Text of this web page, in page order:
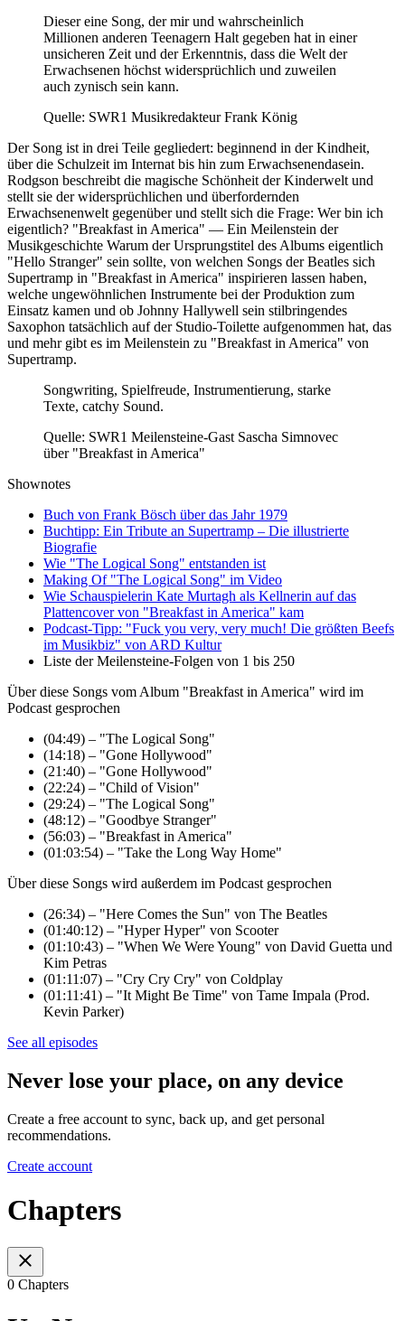
Dieser eine Song, der mir und wahrscheinlich
Millionen anderen Teenagern Halt gegeben hat in einer
unsicheren Zeit und der Erkenntnis, dass die Welt der
Erwachsenen höchst widersprüchlich und zuweilen
auch zynisch sein kann.
Quelle: SWR1 Musikredakteur Frank König
Der Song ist in drei Teile gegliedert: beginnend in der Kindheit,
über die Schulzeit im Internat bis hin zum Erwachsenendasein.
Rodgson beschreibt die magische Schönheit der Kinderwelt und
stellt sie der widersprüchlichen und überfordernden
Erwachsenenwelt gegenüber und stellt sich die Frage: Wer bin ich
eigentlich? "Breakfast in America" — Ein Meilenstein der
Musikgeschichte Warum der Ursprungstitel des Albums eigentlich
"Hello Stranger" sein sollte, von welchen Songs der Beatles sich
Supertramp in "Breakfast in America" inspirieren lassen haben,
welche ungewöhnlichen Instrumente bei der Produktion zum
Einsatz kamen und ob Johnny Hallywell sein stilbringendes
Saxophon tatsächlich auf der Studio-Toilette aufgenommen hat, das
und mehr gibt es im Meilenstein zu "Breakfast in America" von
Supertramp.
Songwriting, Spielfreude, Instrumentierung, starke
Texte, catchy Sound.
Quelle: SWR1 Meilensteine-Gast Sascha Simnovec
über "Breakfast in America"
Shownotes
Buch von Frank Bösch über das Jahr 1979
Buchtipp: Ein Tribute an Supertramp – Die illustrierte
Biografie
Wie "The Logical Song" entstanden ist
Making Of "The Logical Song" im Video
Wie Schauspielerin Kate Murtagh als Kellnerin auf das
Plattencover von "Breakfast in America" kam
Podcast-Tipp: "Fuck you very, very much! Die größten Beefs
im Musikbiz" von ARD Kultur
Liste der Meilensteine-Folgen von 1 bis 250
Über diese Songs vom Album "Breakfast in America" wird im
Podcast gesprochen
(04:49) – "The Logical Song"
(14:18) – "Gone Hollywood"
(21:40) – "Gone Hollywood"
(22:24) – "Child of Vision"
(29:24) – "The Logical Song"
(48:12) – "Goodbye Stranger"
(56:03) – "Breakfast in America"
(01:03:54) – "Take the Long Way Home"
Über diese Songs wird außerdem im Podcast gesprochen
(26:34) – "Here Comes the Sun" von The Beatles
(01:40:12) – "Hyper Hyper" von Scooter
(01:10:43) – "When We Were Young" von David Guetta und
Kim Petras
(01:11:07) – "Cry Cry Cry" von Coldplay
(01:11:41) – "It Might Be Time" von Tame Impala (Prod.
Kevin Parker)
See all episodes
Never lose your place, on any device
Create a free account to sync, back up, and get personal
recommendations.
Create account
Chapters
0 Chapters